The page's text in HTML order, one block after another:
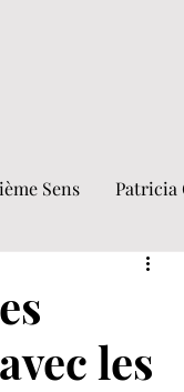
Sens Patricia
les